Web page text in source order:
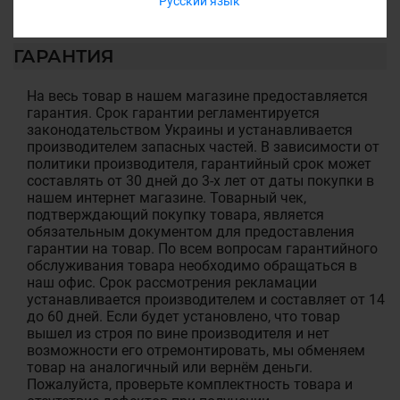
ГАРАНТИЯ
На весь товар в нашем магазине предоставляется
гарантия. Срок гарантии регламентируется
законодательством Украины и устанавливается
производителем запасных частей. В зависимости от
политики производителя, гарантийный срок может
составлять от 30 дней до 3-х лет от даты покупки в
нашем интернет магазине. Товарный чек,
подтверждающий покупку товара, является
обязательным документом для предоставления
гарантии на товар. По всем вопросам гарантийного
обслуживания товара необходимо обращаться в
наш офис. Срок рассмотрения рекламации
устанавливается производителем и составляет от 14
до 60 дней. Если будет установлено, что товар
вышел из строя по вине производителя и нет
возможности его отремонтировать, мы обменяем
товар на аналогичный или вернём деньги.
Пожалуйста, проверьте комплектность товара и